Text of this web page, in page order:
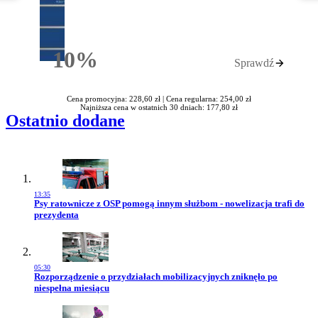
10%Rabatu Sprawdź
Cena promocyjna: 228,60 zł | Cena regularna: 254,00 zł
Najniższa cena w ostatnich 30 dniach: 177,80 zł
Ostatnio dodane
13:35
Przejdź do artykułu:
Psy ratownicze z OSP pomogą innym służbom - nowelizacja trafi do
prezydenta
05:30
Przejdź do artykułu:
Rozporządzenie o przydziałach mobilizacyjnych zniknęło po
niespełna miesiącu